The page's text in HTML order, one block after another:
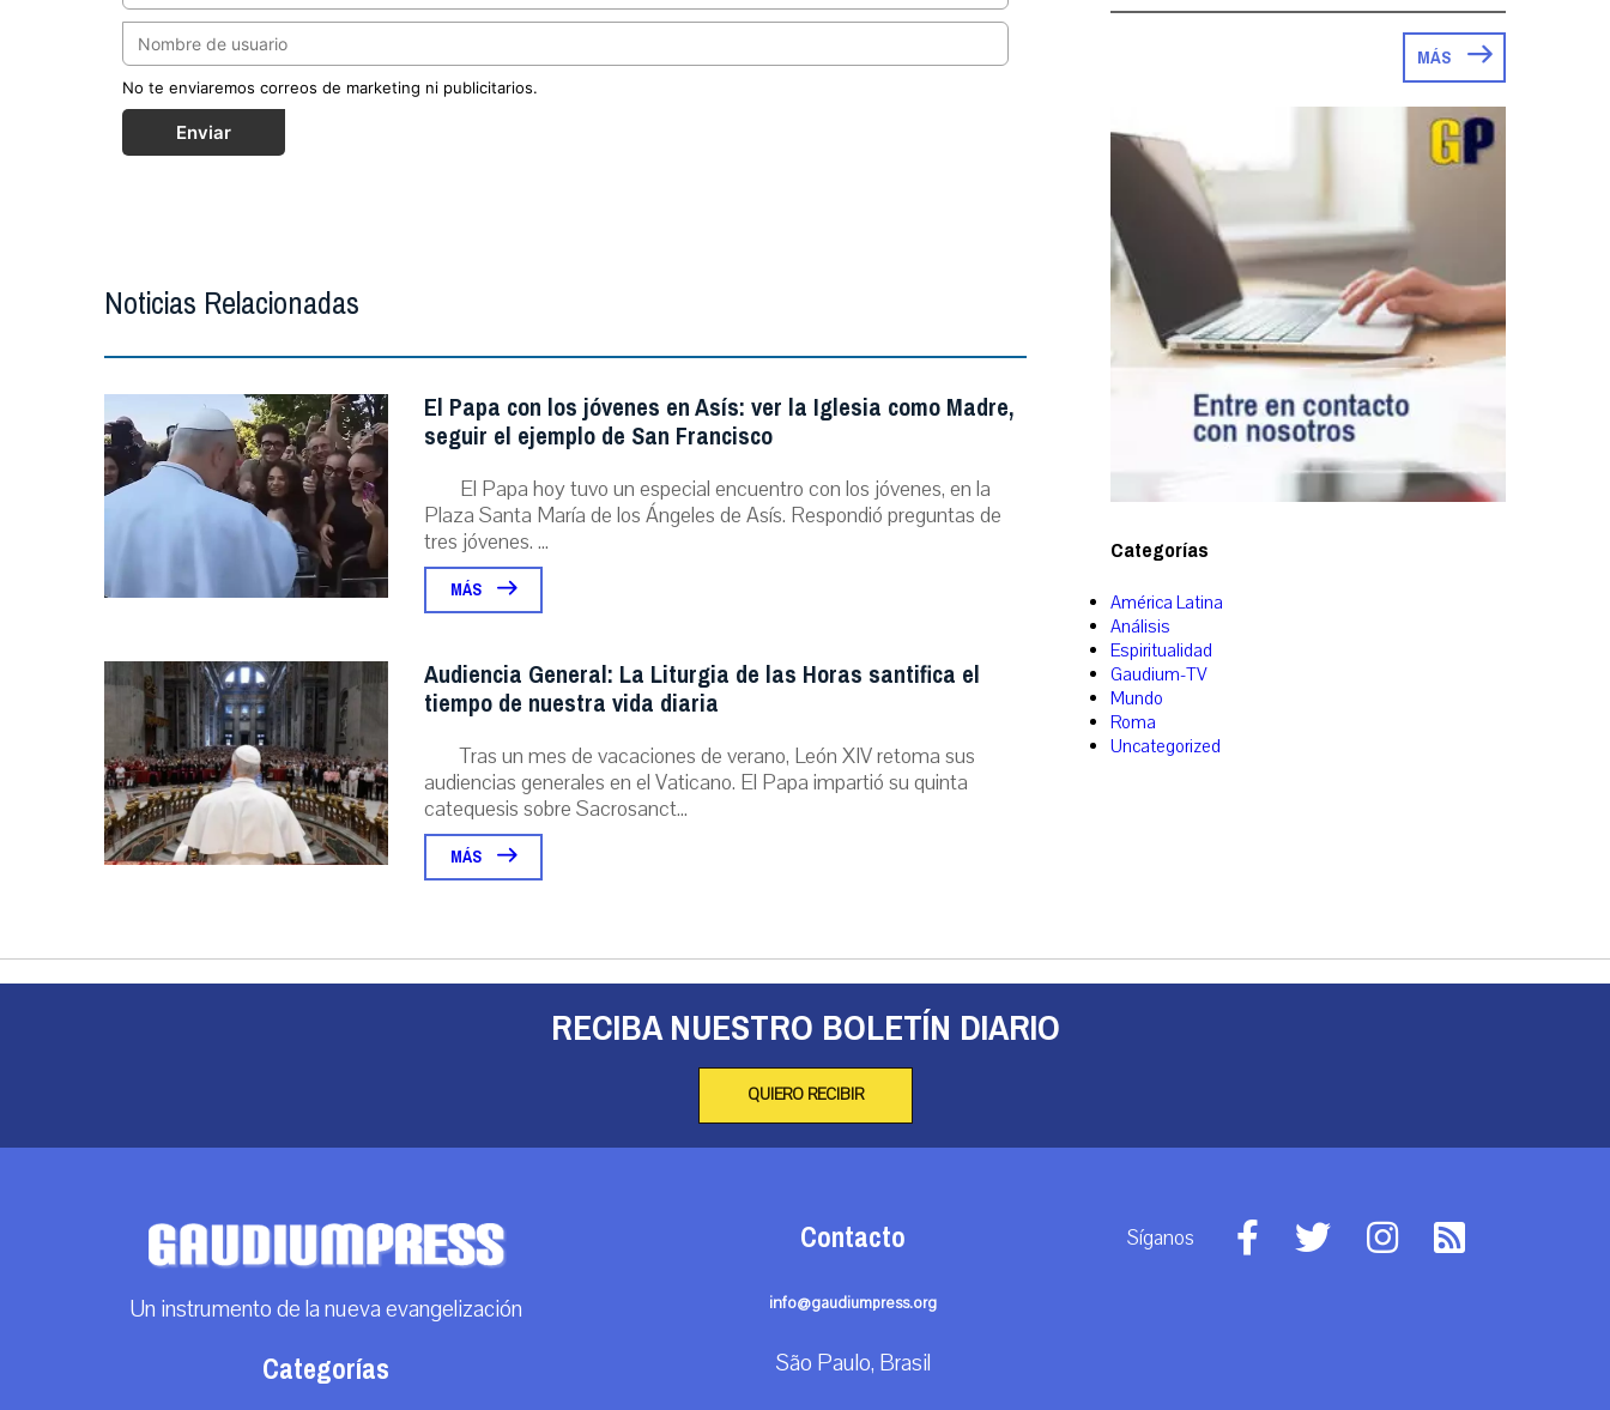
No te enviaremos correos de marketing ni publicitarios.
Enviar
Noticias Relacionadas
El Papa con los jóvenes en Asís: ver la Iglesia como Madre,
seguir el ejemplo de San Francisco
El Papa hoy tuvo un especial encuentro con los jóvenes, en la
Plaza Santa María de los Ángeles de Asís. Respondió preguntas de
tres jóvenes. ...
MÁS
Audiencia General: La Liturgia de las Horas santifica el
tiempo de nuestra vida diaria
Tras un mes de vacaciones de verano, León XIV retoma sus
audiencias generales en el Vaticano. El Papa impartió su quinta
catequesis sobre Sacrosanct...
MÁS
MÁS
Categorías
América Latina
Análisis
Espiritualidad
Gaudium-TV
Mundo
Roma
Uncategorized
RECIBA NUESTRO BOLETÍN DIARIO
QUIERO RECIBIR
Un instrumento de la nueva evangelización
Categorías
Contacto
info@gaudiumpress.org
São Paulo, Brasil
Síganos